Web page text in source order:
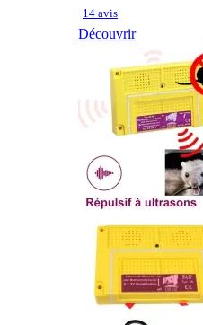
14 avis
Découvrir